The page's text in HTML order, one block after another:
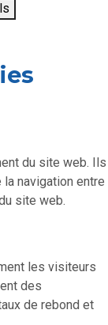
du site web. Ils
navigation entre
site web.
les visiteurs
des
de rebond et